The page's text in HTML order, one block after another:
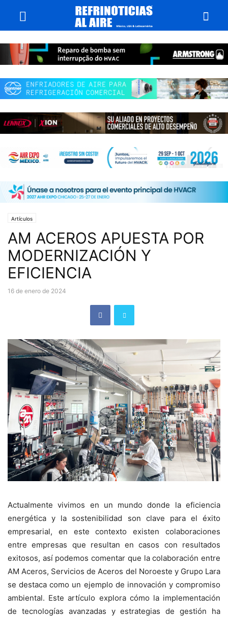
Artículos
AM ACEROS APUESTA POR
MODERNIZACIÓN Y
EFICIENCIA
16 de enero de 2024
Actualmente vivimos en un mundo donde la eficiencia
energética y la sostenibilidad son clave para el éxito
empresarial, en este contexto existen colaboraciones
entre empresas que resultan en casos con resultados
exitosos, así podemos comentar que la colaboración entre
AM Aceros, Servicios de Aceros del Noroeste y Grupo Lara
se destaca como un ejemplo de innovación y compromiso
ambiental. Este artículo explora cómo la implementación
de tecnologías avanzadas y estrategias de gestión ha